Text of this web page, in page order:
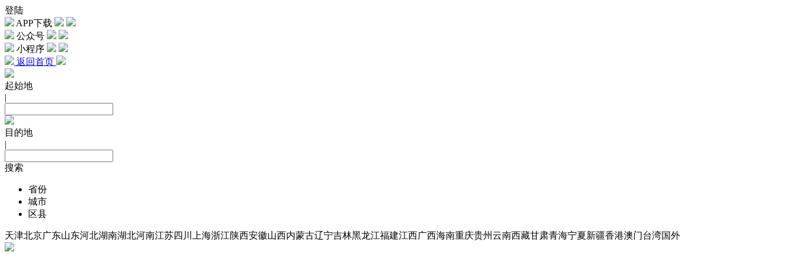
登陆
APP下载
公众号
小程序
返回首页
起始地
|
目的地
|
搜索
省份
城市
区县
天津北京广东山东河北湖南湖北河南江苏四川 上海浙江陕西安徽山西内蒙古辽宁吉林黑龙江福建江西广西海南重庆贵州云南西藏甘肃青海宁夏新疆香港澳门台湾国外